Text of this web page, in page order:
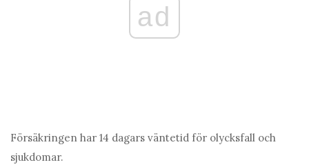
ad
Försäkringen har 14 dagars väntetid för olycksfall och
sjukdomar.